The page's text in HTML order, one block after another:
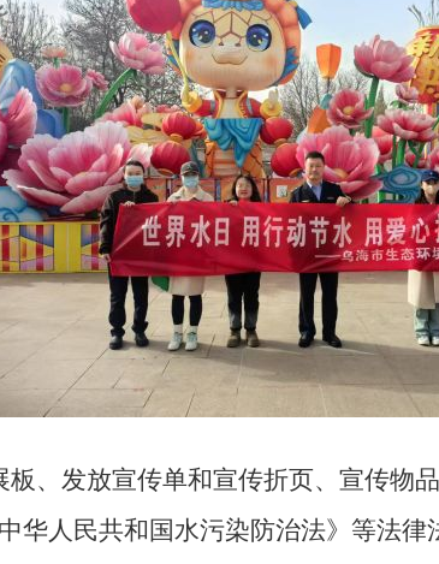
板、发放宣传单和宣传折页、宣传物
华人民共和国水污染防治法》等法律